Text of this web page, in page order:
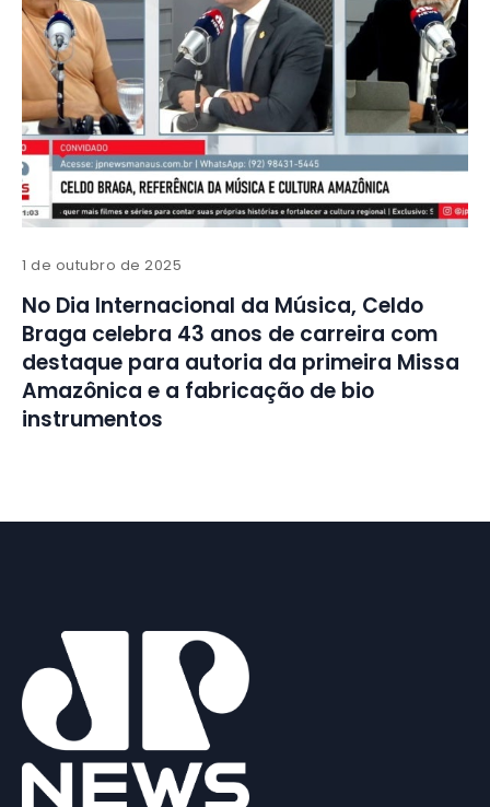
1 de outubro de 2025
No Dia Internacional da Música, Celdo
Braga celebra 43 anos de carreira com
destaque para autoria da primeira Missa
Amazônica e a fabricação de bio
instrumentos